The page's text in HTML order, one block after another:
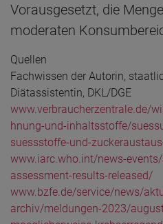
Vorausgesetzt, die
moderaten
Quellen
Fachwissen der Autorin,
Diätassistentin, DKL/DGE
www.verbraucherzentrale.de/
hnung-und-inhaltsstoffe/
suessstoffe-und-
www.iarc.who.int/news-
assessment-results-released/
www.bzfe.de/service/news/
archiv/meldungen-2023/